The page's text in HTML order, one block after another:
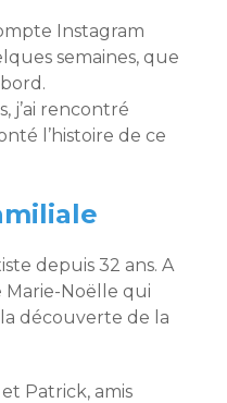
Instagram
semaines, que
j’ai rencontré
l’histoire de ce
depuis 32 ans. A
Marie-Noëlle qui
découverte de la
Patrick, amis